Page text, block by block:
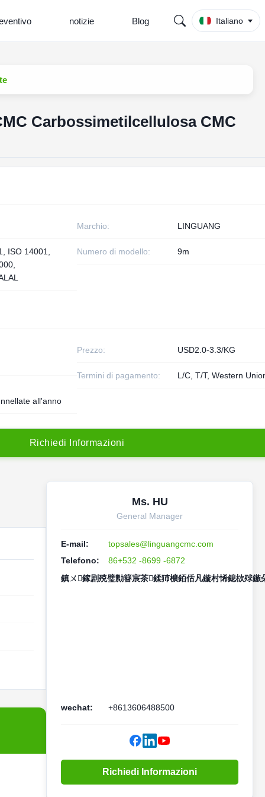
notizie Blog Italiano
Carbossimetilcellulosa CMC
Marchio: LINGUANG
ISO 14001,
Numero di modello: 9m
Prezzo: USD2.0-3.3/KG
Termini di pagamento: L/C, T/T, Western
all'anno
Richiedi nformazioni
Ms. HU
General Manager
E-mail:
topsales@linguangcmc.com
Telefono:
86+532 -8699 -6872
鎮ㄨ鎵剧殑璧勬簮宸茶鍒犻櫎銆佸凡鏇村悕鎴栨殏鏃
wechat: +8613606488500
Richiedi Informazioni